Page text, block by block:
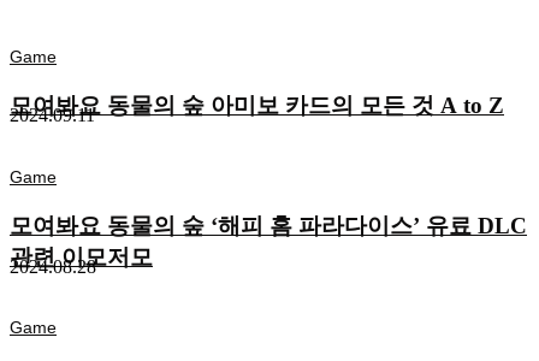
Game
모여봐요 동물의 숲 아미보 카드의 모든 것 A to Z
2024.09.11
Game
모여봐요 동물의 숲 ‘해피 홈 파라다이스’ 유료 DLC
관련 이모저모
2024.08.28
Game